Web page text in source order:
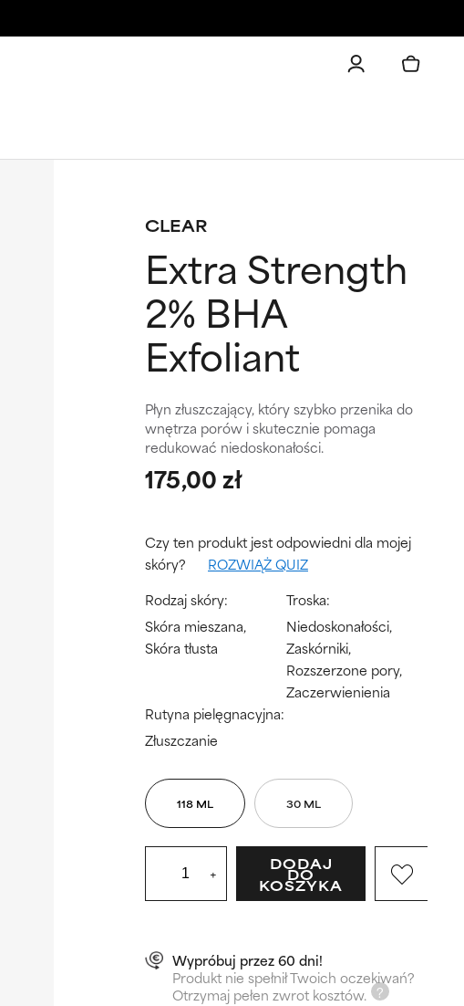
CLEAR
Extra Strength
2% BHA
Exfoliant
Płyn złuszczający, który szybko przenika do
wnętrza porów i skutecznie pomaga
redukować niedoskonałości.
175,00 zł
Czy ten produkt jest odpowiedni dla mojej
skóry?
ROZWIĄŻ QUIZ
Rodzaj skóry:
Skóra mieszana,
Skóra tłusta
Troska:
Niedoskonałości,
Zaskórniki,
Rozszerzone pory,
Zaczerwienienia
Rutyna pielęgnacyjna:
Złuszczanie
118 ML 30 ML
+ DODAJ
DO
KOSZYKA
Wypróbuj przez 60 dni!
Produkt nie spełnił Twoich oczekiwań?
Otrzymaj pełen zwrot kosztów.